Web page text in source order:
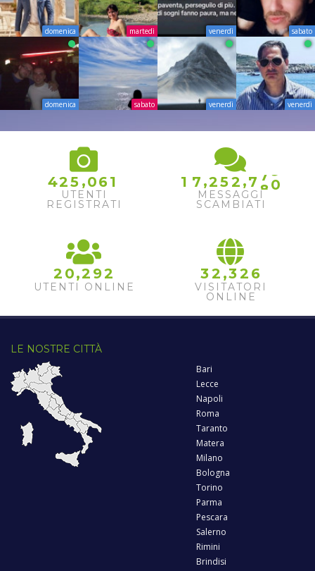
domenica martedì venerdì sabato
domenica sabato venerdì venerdì
425 ,061
UTENTI
REGISTRATI
1 7 ,252 ,7
7
81
2
MESSAGGI
SCAMBIATI
2 0,2 92
UTENTI ONLINE
32 ,32 6
VISITATORI
ONLINE
LE NOSTRE CITTÀ
Bari
Lecce
Napoli
Roma
Taranto
Matera
Milano
Bologna
Torino
Parma
Pescara
Salerno
Rimini
Brindisi